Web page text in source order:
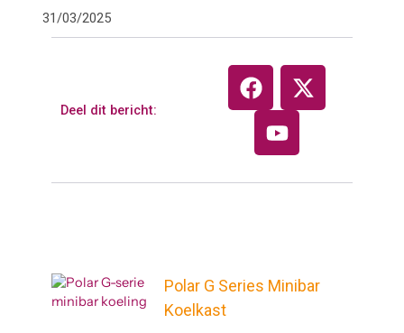
31/03/2025
Deel dit bericht:
F
a
c
o
X
-
t
Y
u
t
b
Polar G Series Minibar
Koelkast